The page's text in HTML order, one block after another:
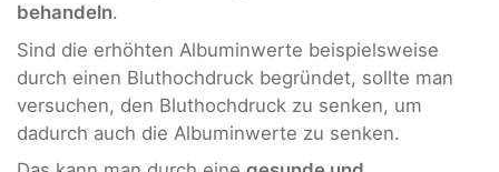
behandeln.
Sind die erhöhten Albuminwerte beispielsweise
durch einen Bluthochdruck begründet, sollte man
versuchen, den Bluthochdruck zu senken, um
dadurch auch die Albuminwerte zu senken.